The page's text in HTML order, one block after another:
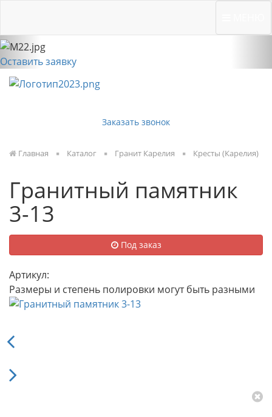
Оставить заявку
Заказать звонок
Главная Каталог Гранит Карелия Кресты (Карелия)
Гранитный памятник
3-13
Под заказ
Артикул:
Размеры и степень полировки могут быть разными